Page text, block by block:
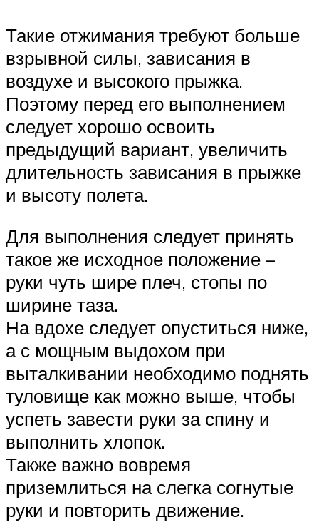
Такие отжимания требуют больше
взрывной силы, зависания в
воздухе и высокого прыжка.
Поэтому перед его выполнением
следует хорошо освоить
предыдущий вариант, увеличить
длительность зависания в прыжке
и высоту полета.
Для выполнения следует принять
такое же исходное положение –
руки чуть шире плеч, стопы по
ширине таза.
На вдохе следует опуститься ниже,
а с мощным выдохом при
выталкивании необходимо поднять
туловище как можно выше, чтобы
успеть завести руки за спину и
выполнить хлопок.
Также важно вовремя
приземлиться на слегка согнутые
руки и повторить движение.